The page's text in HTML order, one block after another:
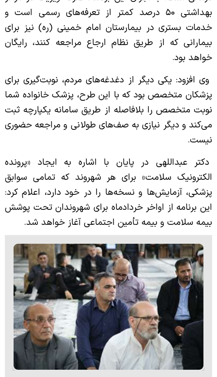
بهداشتی ۵۰ درصد کمتر از تعرفه‌های رسمی است و
خدمات بستری در بیمارستان امام خمینی (ره) نیز برای
بیمارانی که از طریق نظام ارجاع مراجعه کنند، رایگان
خواهد بود.
وی افزود: یکی دیگر از دغدغه‌های مردم، نوبت‌گیری برای
پزشکان متخصص بود که با این طرح، پزشک خانواده شما
نوبت متخصص را بلافاصله از طریق سامانه یکپارچه ثبت
می‌کند و دیگر نیازی به صف‌های طولانی و مراجعه حضوری
نیست.
دکتر عبداللهی در پایان با اشاره به ایجاد «پرونده
الکترونیک سلامت» برای هر شهروند که تمامی سوابق
پزشکی، آزمایش‌ها و نسخه‌ها را در خود دارد، اعلام کرد:
این برنامه از اواخر خردادماه برای شهروندان تحت پوشش
بیمه سلامت و بیمه تأمین اجتماعی آغاز خواهد شد.